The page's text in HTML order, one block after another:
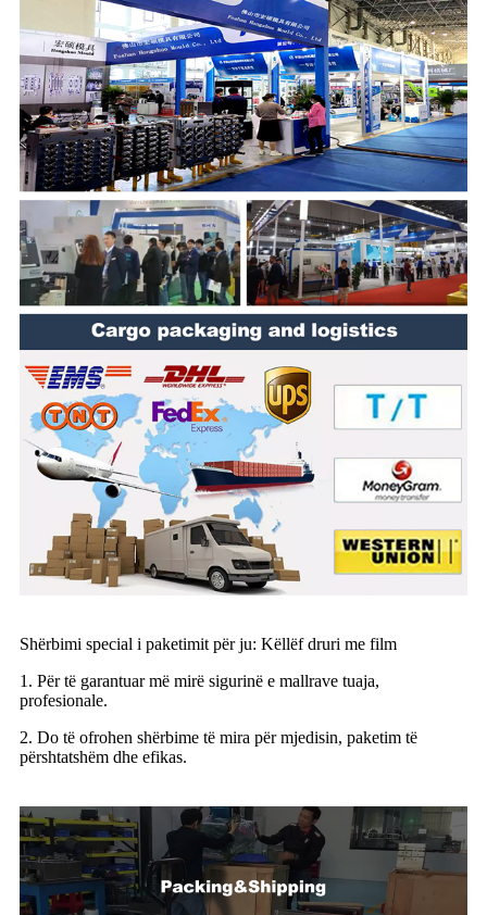
Shërbimi special i paketimit për ju: Këllëf druri me film
1. Për të garantuar më mirë sigurinë e mallrave tuaja,
profesionale.
2. Do të ofrohen shërbime të mira për mjedisin, paketim të
përshtatshëm dhe efikas.